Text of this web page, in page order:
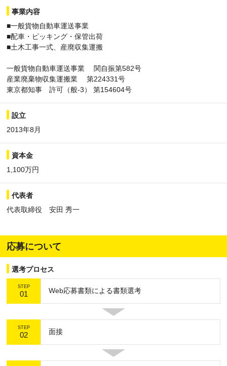
事業内容
■一般貨物自動車運送事業
■配車・ピッキング・保管出荷
■土木工事一式、産廃収集運搬
一般貨物自動車運送事業 関自振第582号
産業廃棄物収集運搬業 第224331号
東京都知事 許可（般-3） 第154604号
設立
2013年8月
資本金
1,100万円
代表者
代表取締役 安田 秀一
応募について
選考プロセス
STEP
01 Web応募書類による書類選考
STEP
02 面接